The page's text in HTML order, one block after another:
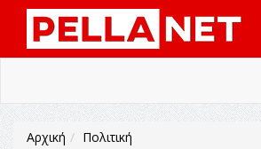
Αρχική Πολιτική